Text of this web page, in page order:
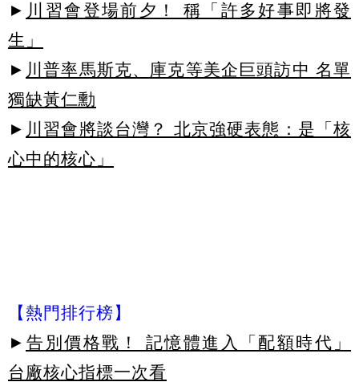
► 川習會登場前夕！ 稱「許多好事即將發
生」
► 川普率馬斯克、庫克等美企巨頭訪中 名單
獨缺黃仁勳
► 川習會將談台灣？ 北京強硬表態：是「核
心中的核心」
【熱門排行榜】
► 告別價格戰！ 記憶體進入「配額時代」
台廠核心指標一次看